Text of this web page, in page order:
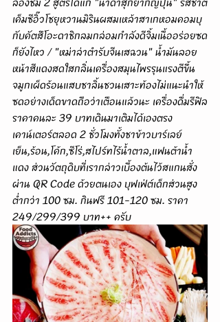
เค็มซีอิ๊วโชยุหวานมิรินผสมเหล้าสาเกหอมคอมบุ
กับคัตสึโอะดาชิกลมกล่อมกำลังดีจิ้มเนื้ออร่อยซด
ก็ยังไหว / "หม่าล่าตำรับจีนเสฉวน" น้ำมันลอย
หน้าสีแดงสดใสกลิ่นเครื่องสมุนไพรรุนแรงตีขึ้น
จมูกเผ็ดร้อนแสบชาลิ้นชวนเสาะท้องไม่แนะนำให้
ซดอย่างเด็ดขาดถือว่าเตือนแล้วนะ เครื่องดื่มรีฟิล
ราคาคนละ 39 บาทเดินมาเติมได้เองตรง
เคาน์เตอร์ตลอด 2 ชั่วโมงทั้งชาข้าวบาร์เลย์
เย็น,ร้อน,โค้ก,ซีโร่,สไปร์ทไร้น้ำตาล,แฟนต้าน้ำ
แดง ส่วนวัตถุดิบที่เรากล่าวเบื้องต้นไว้สแกนสั่ง
ผ่าน QR Code ด้วยตนเอง บุฟเฟ่ต์เด็กส่วนสูง
ต่ำกว่า 100 ซม. กินฟรี 101-120 ซม. ราคา
249/299/399 บาท++ ครับ